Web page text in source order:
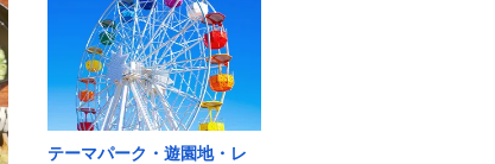
テーマパーク・遊園地・レ